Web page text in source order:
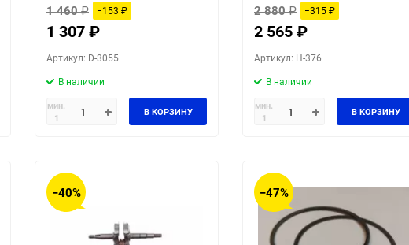
1 460 ₽ −153 ₽
1 307₽
Артикул: D-3055
В наличии
мин.
1
В КОРЗИНУ
2 880 ₽ −315₽
2 565₽
Артикул: H-376
В наличии
мин.
1
В КОРЗИНУ
−40% −47%